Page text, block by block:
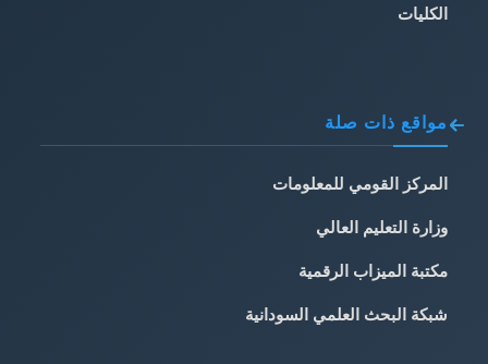
الكليات
مواقع ذات صلة
المركز القومي للمعلومات
وزارة التعليم العالي
مكتبة الميزاب الرقمية
شبكة البحث العلمي السودانية